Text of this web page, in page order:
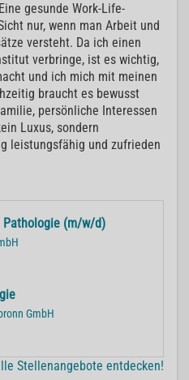
Eine gesunde Work-Life-
nur, wenn man Arbeit und
versteht. Da ich einen
verbringe, ist es wichtig,
und ich mich mit meinen
braucht es bewusst
persönliche Interessen
Luxus, sondern
leistungsfähig und zufrieden
(m/w/d)
GmbH
Stellenangebote entdecken!